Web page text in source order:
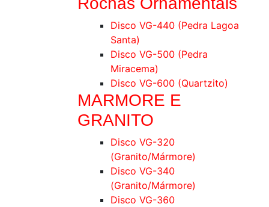
Disco VG-440 (Pedra Lagoa
Santa)
Disco VG-500 (Pedra
Miracema)
Disco VG-600 (Quartzito)
MARMORE E
GRANITO
Disco VG-320
(Granito/Mármore)
Disco VG-340
(Granito/Mármore)
Disco VG-360